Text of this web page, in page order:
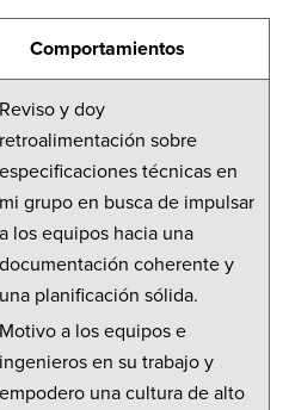
Comportamientos
Reviso y doy
retroalimentación sobre
especificaciones técnicas en
mi grupo en busca de impulsar
a los equipos hacia una
documentación coherente y
una planificación sólida.
Motivo a los equipos e
ingenieros en su trabajo y
empodero una cultura de alto